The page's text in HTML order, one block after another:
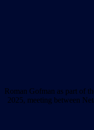
Roman Gofman as part of
2025, meeting between